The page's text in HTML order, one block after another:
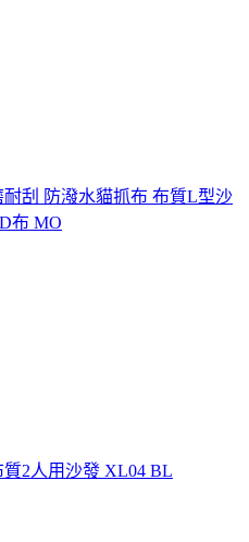
刮 防潑水貓抓布 布質L型沙
布 MO
2人用沙發 XL04 BL